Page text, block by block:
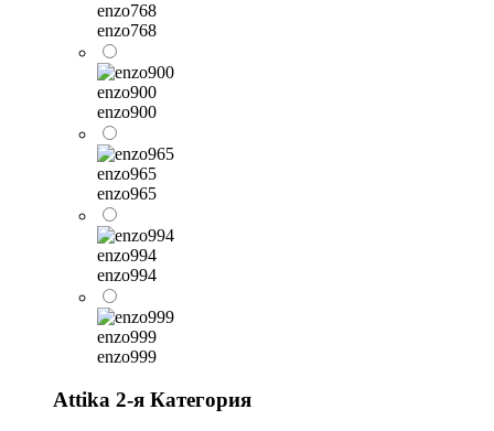
enzo768
enzo768
enzo900
enzo900
enzo965
enzo965
enzo994
enzo994
enzo999
enzo999
Attika 2-я Категория